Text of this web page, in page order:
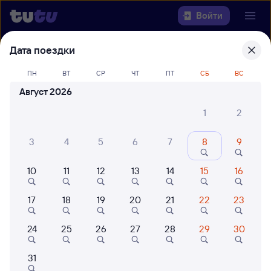
Войти
Выберите день, чтобы найти
билеты Верда — Рязань
Откуда
Кто едет
Найти поезда
Дата поездки
ПН ВТ СР ЧТ ПТ СБ ВС
Август 2026
1
2
3 4 5 6 7 8 9
10 11 12 13 14 15 16
17 18 19 20 21 22 23
24 25 26 27 28 29 30
31